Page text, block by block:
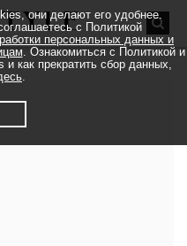
они делают его удобнее.
с Политикой
персональных данных и
. Ознакомиться с Политикой и
как прекратить сбор данных,
.